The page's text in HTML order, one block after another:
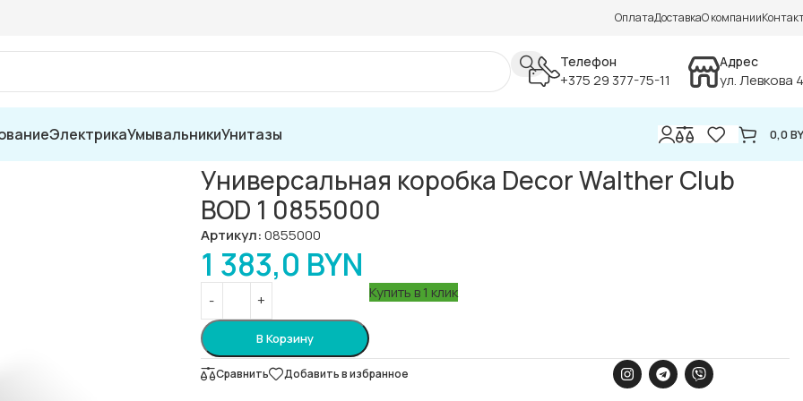
ОплатаДоставкаО компании
Телефон
+375 29 377-75-11
Адрес
ул. Левкова
ЭлектрикаУмывальникиУнитазы 0,0
Универсальная коробка Decor Walther Club
BOD 1 0855000
Артикул:0855000
1 383,0 BYN
В Корзину
Купить в 1 клик
Сравнить Добавить в избранное